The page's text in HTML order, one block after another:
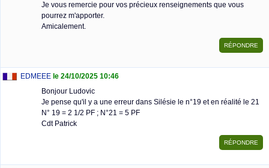
Je vous remercie pour vos précieux renseignements que vous
pourrez m'apporter.
Amicalement.
EDMEEE le 24/10/2025 10:46
Bonjour Ludovic
Je pense qu'il y a une erreur dans Silésie le n°19 et en réalité le 21
N° 19 = 2 1/2 PF ; N°21 = 5 PF
Cdt Patrick